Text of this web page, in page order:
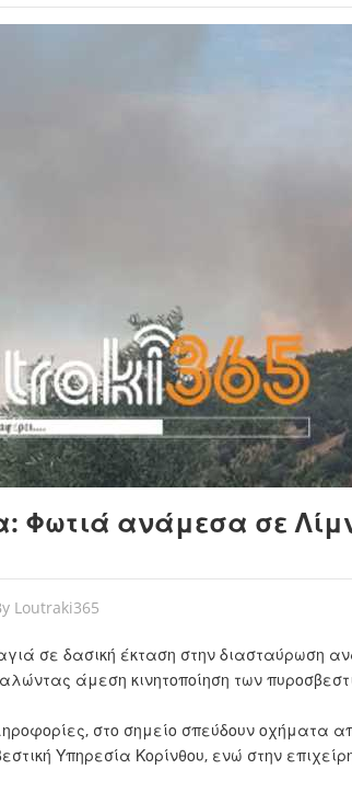
Φωτιά ανάμεσα σε
Loutraki365
σε δασική έκταση στην διασταύρωση
άμεση κινητοποίηση των
στο σημείο σπεύδουν οχήματα
Υπηρεσία Κορίνθου, ενώ στην